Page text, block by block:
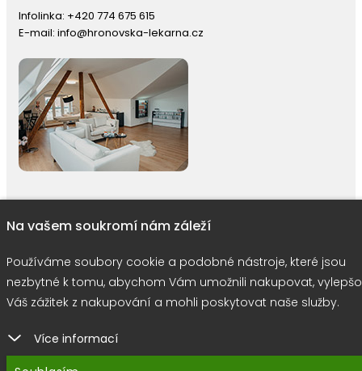
Infolinka: +420 774 675 615
E-mail: info@hronovska-lekarna.cz
Používáme soubory cookie
Na vašem soukromí nám záleží
Používáme soubory cookie a podobné nástroje, které jsou
nezbytné k tomu, abychom Vám umožnili nakupovat,
Váš zážitek z nakupování a mohli poskytovat naše služby.
Více informací